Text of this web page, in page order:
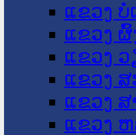
ແຂວງ ບໍ່
ແຂວງ ຜົ້
ແຂວງ ວ
ແຂວງ
ແຂວງ
ແຂວງ